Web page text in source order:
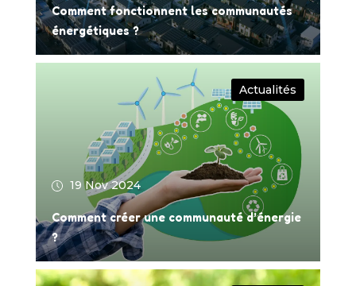
Comment fonctionnent les communautés
énergétiques ?
Actualités
19 Nov 2024
Comment créer une communauté d’énergie
?